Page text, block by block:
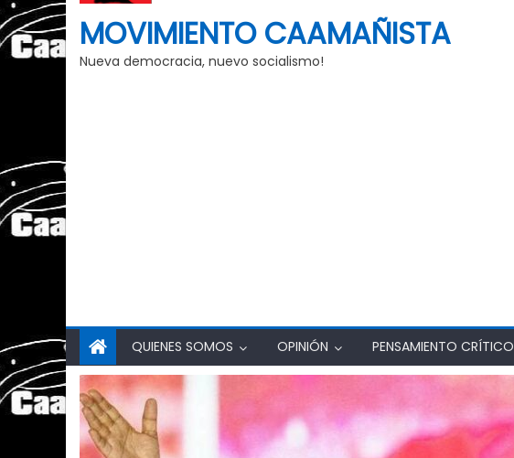
MOVIMIENTO CAAMAÑISTA
Nueva democracia, nuevo socialismo!
QUIENES SOMOS OPINIÓN PENSAMIENTO CRÍTICO